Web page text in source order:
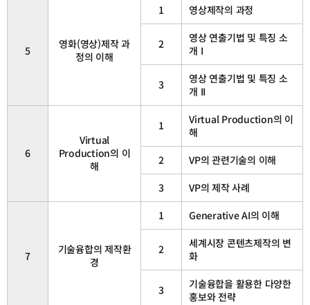
5
영화(영상)제작 과
정의 이해
1 영상제작의 과정
2
영상 연출기법 및 특징 소
개 I
3
영상 연출기법 및 특징 소
개 II
6
Virtual
Production의 이
해
1
Virtual Production의 이
해
2
VP의 관련기술의 이해
3
VP의 제작 사례
7
기술융합의 제작환
경
1 Generative AI의 이해
2
세계시장 콘텐츠제작의 변
화
3
기술융합을 활용한 다양한
홍보와 전략